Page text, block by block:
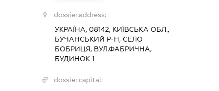
dossier.address:
УКРАЇНА, 08142, КИЇВСЬКА ОБЛ.,
БУЧАНСЬКИЙ Р-Н, СЕЛО
БОБРИЦЯ, ВУЛ.ФАБРИЧНА,
БУДИНОК 1
dossier.capital: